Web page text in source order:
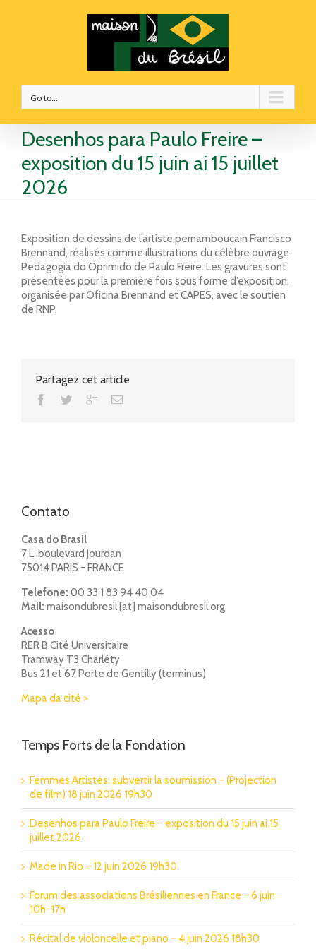
Go to...
Desenhos para Paulo Freire –
exposition du 15 juin ai 15 juillet
2026
Exposition de dessins de l’artiste pernamboucain Francisco
Brennand, réalisés comme illustrations du célèbre ouvrage
Pedagogia do Oprimido de Paulo Freire. Les gravures sont
présentées pour la première fois sous forme d’exposition,
organisée parOficina Brennand etCAPES, avec le soutien
de RNP.
Partagez cet article
Contato
Casa do Brasil
7 L, boulevard Jourdan
75014 PARIS - FRANCE
Telefone: 00 33 1 83 94 40 04
Mail: maisondubresil [at] maisondubresil.org
Acesso
RER B Cité Universitaire
Tramway T3 Charléty
Bus 21 et 67 Porte de Gentilly (terminus)
Mapa da cité >
Temps Forts de la Fondation
Femmes Artistes: subvertir la soumission – (Projection
de film) 18 juin 2026 19h30
Desenhos para Paulo Freire – exposition du 15 juin ai 15
juillet 2026
Made in Rio – 12 juin 2026 19h30
Forum des associations Brésiliennes en France – 6 juin
10h-17h
Récital de violoncelle et piano – 4 juin 2026 18h30